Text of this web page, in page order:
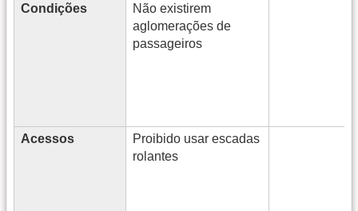
Condições
Não existirem
aglomerações de
passageiros
Acessos
Proibido usar escadas
rolantes